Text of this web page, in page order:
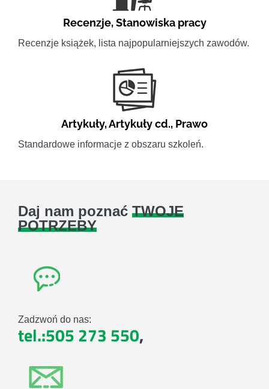
Recenzje,Stanowiska pracy
Recenzje książek, lista najpopularniejszych zawodów.
Artykuły,Artykuły cd., Prawo
Standardowe informacje z obszaru szkoleń.
Daj nam poznać TWOJE
POTRZEBY
Zadzwoń do nas:
tel.:505 273 550,